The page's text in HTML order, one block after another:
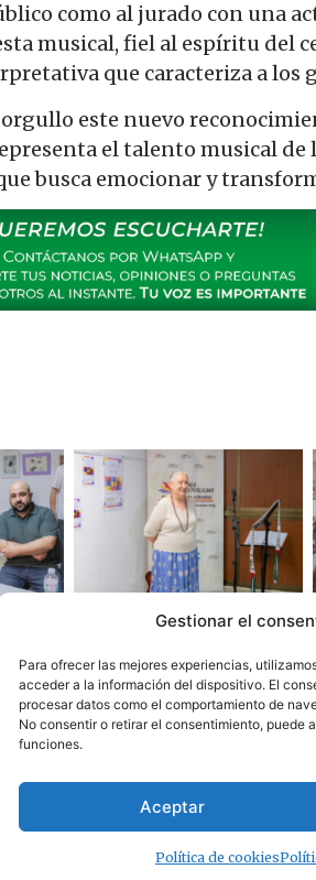
Gestionar el
Para ofrecer las mejores experiencias,
acceder a la información del dispositivo. El
procesar datos como el comportamiento de
No consentir o retirar el consentimiento,
funciones.
Aceptar
Política de cookies
como al jurado con una
musical, fiel al espíritu del
que caracteriza a los
este nuevo
el talento musical de
busca emocionar y